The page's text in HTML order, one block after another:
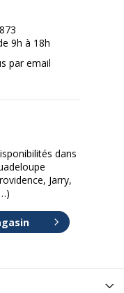
9h à 18h
par email
dans
Jarry,